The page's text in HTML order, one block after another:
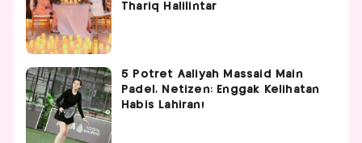
Thariq Halilintar
5 Potret Aaliyah Massaid Main
Padel, Netizen: Enggak Kelihatan
Habis Lahiran!